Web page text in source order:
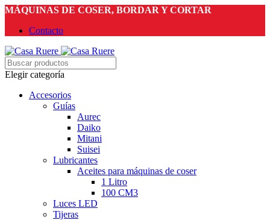
MÁQUINAS DE COSER, BORDAR Y CORTAR
Contacto
Elegir categoría
Accesorios
Guías
Aurec
Daiko
Mitani
Suisei
Lubricantes
Aceites para máquinas de coser
1 Litro
100 CM3
Luces LED
Tijeras